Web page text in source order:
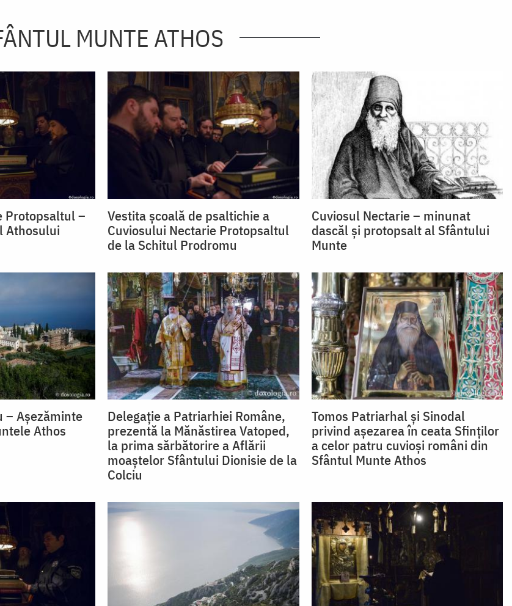
MUNTE ATHOS
Protopsaltul –
Athosului
Vestita școală de psaltichie a
Cuviosului Nectarie Protopsaltul
de la Schitul Prodromu
Cuviosul Nectarie – minunat
dascăl și protopsalt al Sfântului
Munte
– Așezăminte
Athos
Delegație a Patriarhiei Române,
prezentă la Mănăstirea Vatoped,
la prima sărbătorire a Aflării
moaștelor Sfântului Dionisie de la
Colciu
Tomos Patriarhal și Sinodal
privind așezarea în ceata Sfinților
a celor patru cuvioși români din
Sfântul Munte Athos